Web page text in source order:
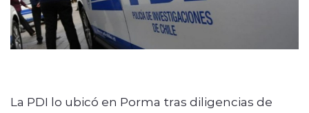
La PDI lo ubicó en Porma tras diligencias de